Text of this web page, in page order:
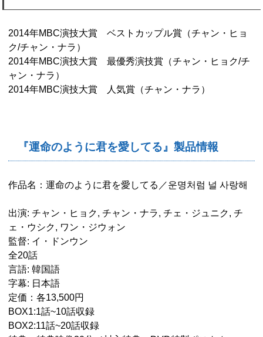
2014年MBC演技大賞 ベストカップル賞（チャン・ヒョ
ク/チャン・ナラ）
2014年MBC演技大賞 最優秀演技賞（チャン・ヒョク/チ
ャン・ナラ）
2014年MBC演技大賞 人気賞（チャン・ナラ）
『運命のように君を愛してる』製品情報
作品名：運命のように君を愛してる／운명처럼 널 사랑해
出演: チャン・ヒョク, チャン・ナラ, チェ・ジュニク, チ
ェ・ウシク, ワン・ジウォン
監督: イ・ドンウン
全20話
言語: 韓国語
字幕: 日本語
定価：各13,500円
BOX1:1話~10話収録
BOX2:11話~20話収録